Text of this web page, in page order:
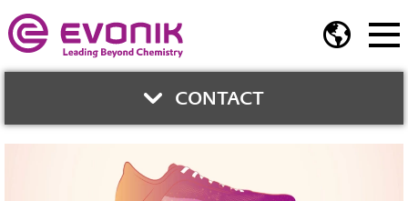
CONTACT
與我們聯繫